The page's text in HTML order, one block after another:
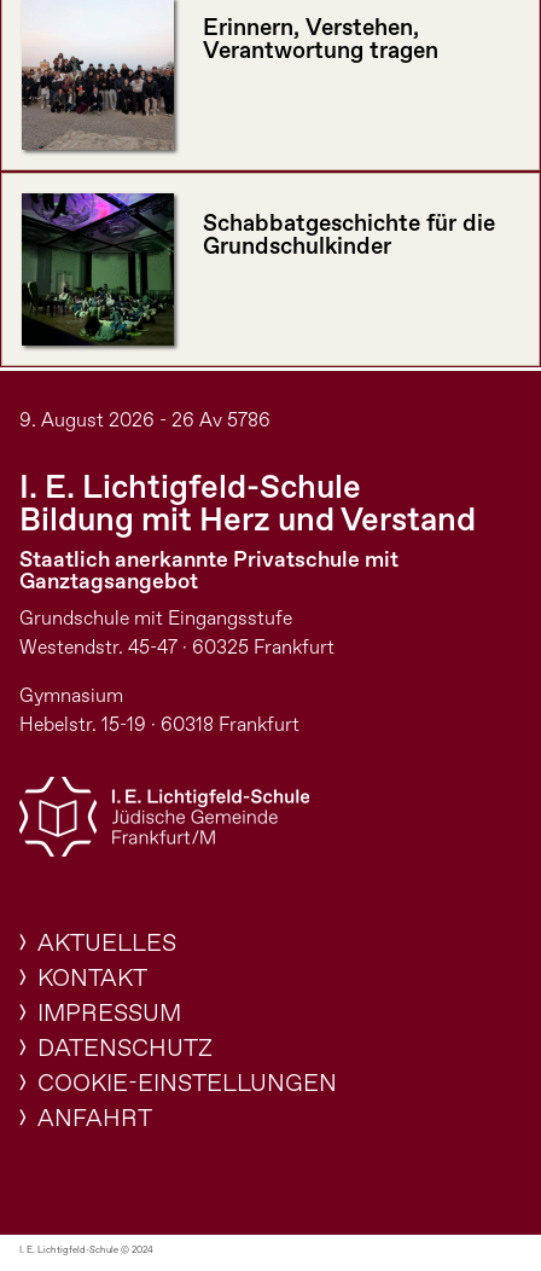
Erinnern, Verstehen,
Verantwortung tragen
Schabbatgeschichte für die
Grundschulkinder
9. August 2026 - 26 Av 5786
I. E. Lichtigfeld-Schule
Bildung mit Herz und Verstand
Staatlich anerkannte Privatschule mit
Ganztagsangebot
Grundschule mit Eingangsstufe
Westendstr. 45-47 · 60325 Frankfurt
Gymnasium
Hebelstr. 15-19 · 60318 Frankfurt
AKTUELLES
KONTAKT
IMPRESSUM
DATENSCHUTZ
COOKIE-EINSTELLUNGEN
ANFAHRT
I. E. Lichtigfeld-Schule © 2024